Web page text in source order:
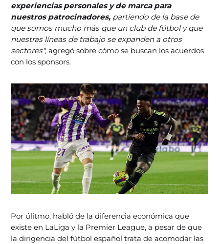
experiencias personales y de marca para
nuestros patrocinadores, partiendo de la base de
que somos mucho más que un club de fútbol y que
nuestras líneas de trabajo se expanden a otros
sectores",agregó sobre cómo se buscan los acuerdos
con los sponsors.
Por úlitmo, habló de la diferencia económica que
existe en LaLiga y la Premier League, a pesar de que
la dirigencia del fútbol español trata de acomodar las